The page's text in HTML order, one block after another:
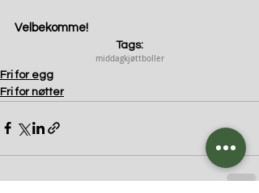
Velbekomme!
Tags:
middagkjøttboller
Fri for egg
Fri for nøtter